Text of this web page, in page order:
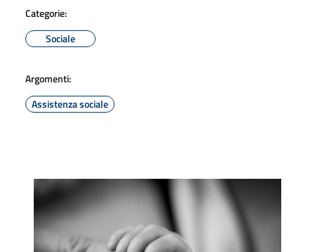
Categorie:
Sociale
Argomenti:
Assistenza sociale